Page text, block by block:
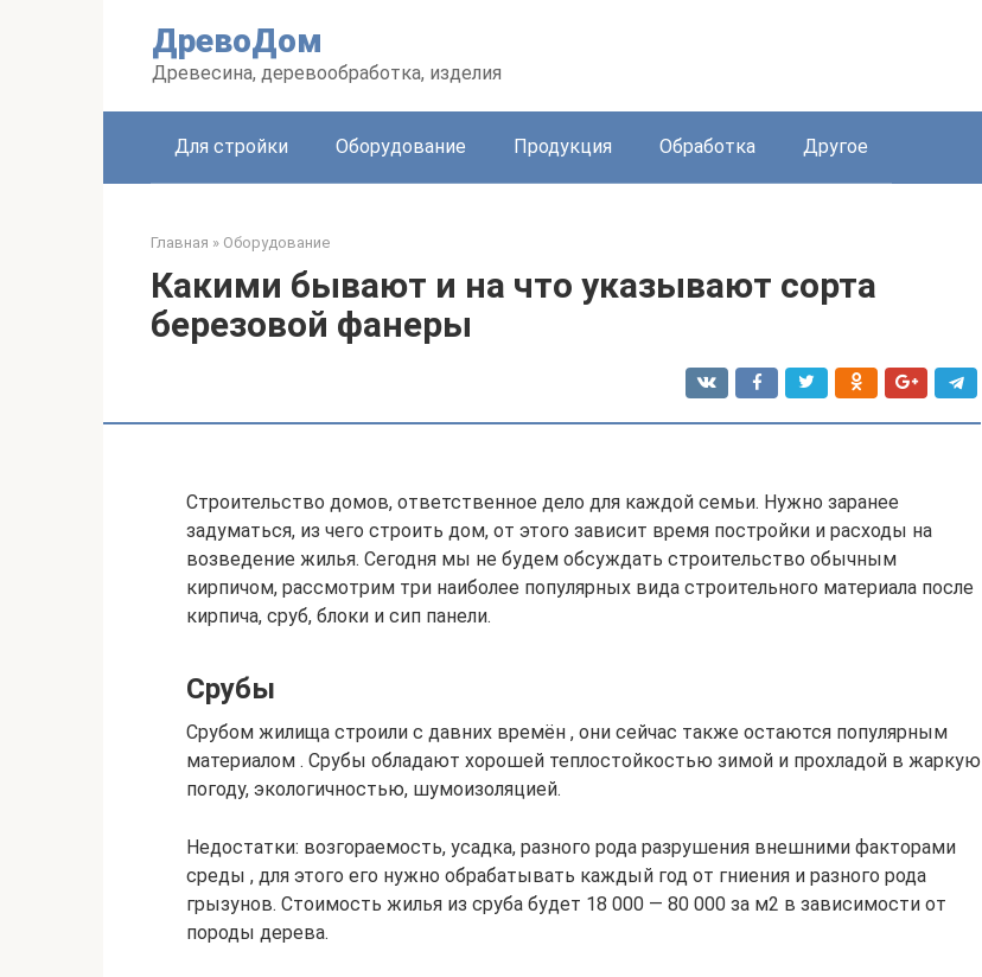
ДревоДом
Древесина, деревообработка, изделия
Для стройки Оборудование Продукция Обработка Другое
Главная » Оборудование
Какими бывают и на что указывают сорта
березовой фанеры
Строительство домов, ответственное дело для каждой семьи. Нужно заранее
задуматься, из чего строить дом, от этого зависит время постройки и расходы на
возведение жилья. Сегодня мы не будем обсуждать строительство обычным
кирпичом, рассмотрим три наиболее популярных вида строительного материала после
кирпича, сруб, блоки и сип панели.
Срубы
Срубом жилища строили с давних времён , они сейчас также остаются популярным
материалом . Срубы обладают хорошей теплостойкостью зимой и прохладой в жаркую
погоду, экологичностью, шумоизоляцией.
Недостатки: возгораемость, усадка, разного рода разрушения внешними факторами
среды , для этого его нужно обрабатывать каждый год от гниения и разного рода
грызунов. Стоимость жилья из сруба будет 18 000 — 80 000 за м2 в зависимости от
породы дерева.